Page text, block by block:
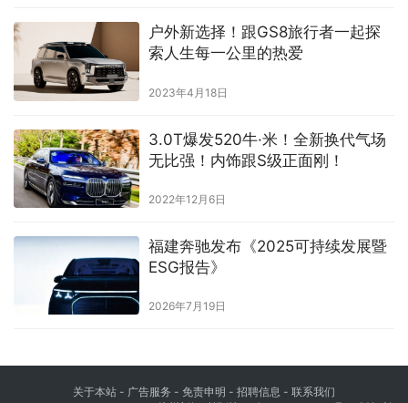
户外新选择！跟GS8旅行者一起探
索人生每一公里的热爱
2023年4月18日
3.0T爆发520牛·米！全新换代气场
无比强！内饰跟S级正面刚！
2022年12月6日
福建奔驰发布《2025可持续发展暨
ESG报告》
2026年7月19日
关于本站 - 广告服务 - 免责申明 - 招聘信息 - 联系我们